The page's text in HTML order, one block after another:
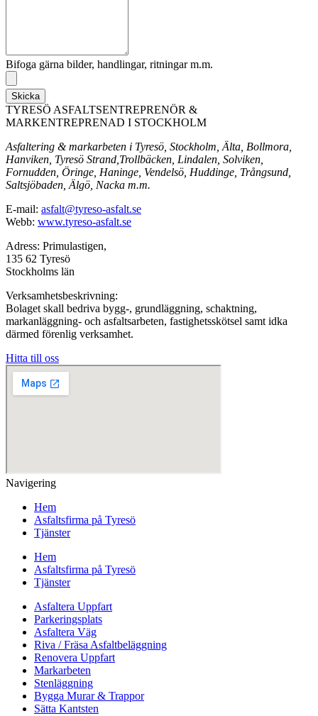
Bifoga gärna bilder, handlingar, ritningar m.m.
Skicka
TYRESÖ ASFALTSENTREPRENÖR &
MARKENTREPRENAD I STOCKHOLM
Asfaltering & markarbeten i Tyresö, Stockholm, Älta, Bollmora,
Hanviken, Tyresö Strand,Trollbäcken, Lindalen, Solviken,
Fornudden, Öringe, Haninge, Vendelsö, Huddinge, Trångsund,
Saltsjöbaden, Älgö, Nacka m.m.
E-mail: asfalt@tyreso-asfalt.se
Webb: www.tyreso-asfalt.se
Adress: Primulastigen,
135 62 Tyresö
Stockholms län
Verksamhetsbeskrivning:
Bolaget skall bedriva bygg-, grundläggning, schaktning,
markanläggning- och asfaltsarbeten, fastighetsskötsel samt idka
därmed förenlig verksamhet.
Hitta till oss
Navigering
Hem
Asfaltsfirma på Tyresö
Tjänster
Hem
Asfaltsfirma på Tyresö
Tjänster
Asfaltera Uppfart
Parkeringsplats
Asfaltera Väg
Riva / Fräsa Asfaltbeläggning
Renovera Uppfart
Markarbeten
Stenläggning
Bygga Murar & Trappor
Sätta Kantsten